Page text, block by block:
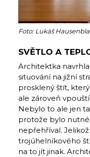
Foto: Lukáš
SVĚTLO A
Architektka
situování na jižní
prosklený štít,
ale zároveň
Nebylo to ale jen
protože bylo nutné
nepřehříval.
trojúhelníkového
na to jít jinak.